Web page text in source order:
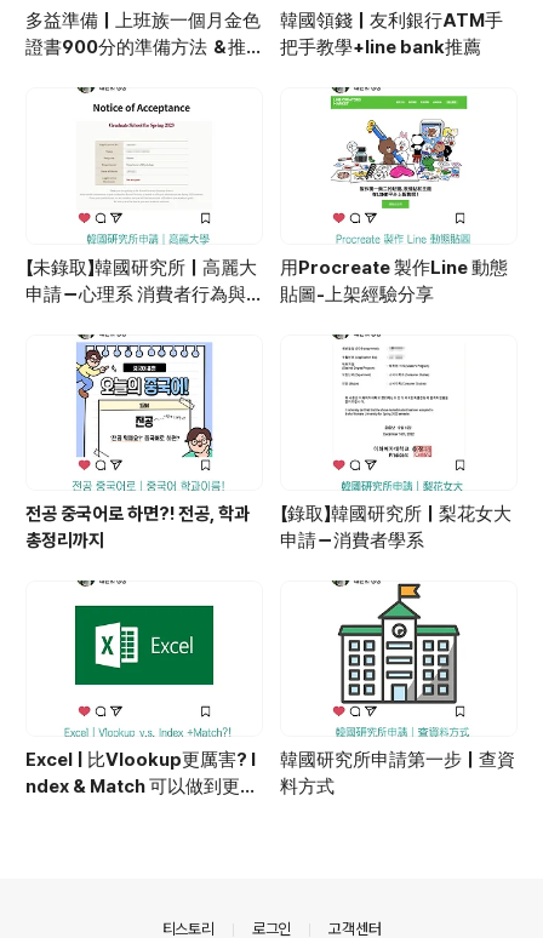
製作..
多益準備｜上班族一個月金色
證書900分的準備方法 ＆推
韓國領錢｜友利銀行ATM手
把手教學+line bank推薦
【未錄取】韓國研究所｜高麗大
申請－心理系 消費者行為與
用Procreate 製作Line 動態
貼圖-上架經驗分享
전공 중국어로 하면?! 전공, 학과
총정리까지
【錄取】韓國研究所｜梨花女大
申請－消費者學系
Excel | 比Vlookup更厲害? I
ndex & Match 可以做到更多
韓國研究所申請第一步｜查資
料方式
티스토리 로그인 고객센터